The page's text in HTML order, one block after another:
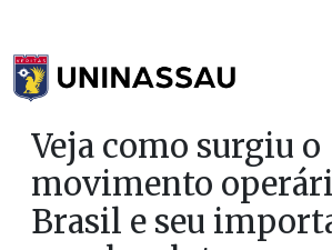
Veja como surgiu o
movimento
Brasil e seu